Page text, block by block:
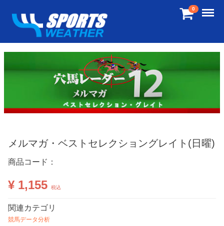
0 Menu
メルマガ・ベストセレクショングレイト(日曜)
商品コード：
¥ 1,155 税込
関連カテゴリ
競馬データ分析